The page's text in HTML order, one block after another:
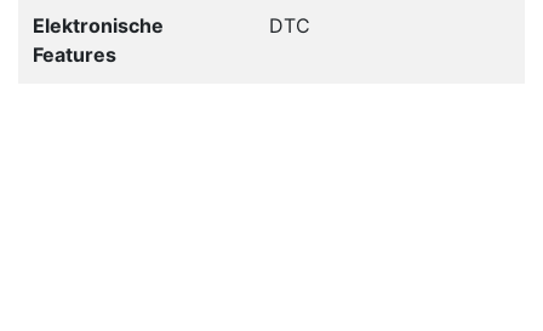
Elektronische
Features
DTC